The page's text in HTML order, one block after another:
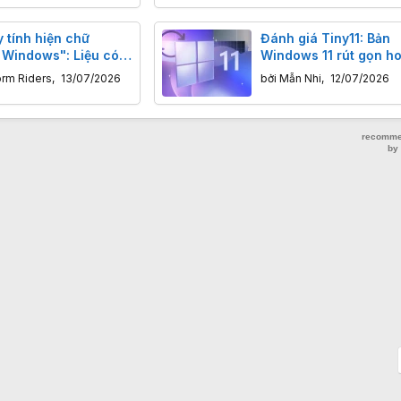
tính hiện chữ
Liệu có
bản quyền?
Riders, 13/07/2026
Đánh giá Tiny11: Bản
Windows 11 rút gọn
dung lượng chỉ 8GB
chơi máy ảo và PC đời
bởi Mẫn Nhi, 12/07/2026